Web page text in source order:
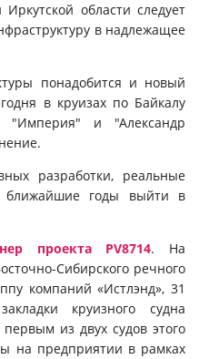
области следует
в надлежащее
понадобится и новый
в круизах по Байкалу
и "Александр
разработки, реальные
годы выйти в
проекта PV8714. На
Сибирского речного
компаний «Истлэнд», 31
круизного судна
из двух судов этого
на предприятии в рамках